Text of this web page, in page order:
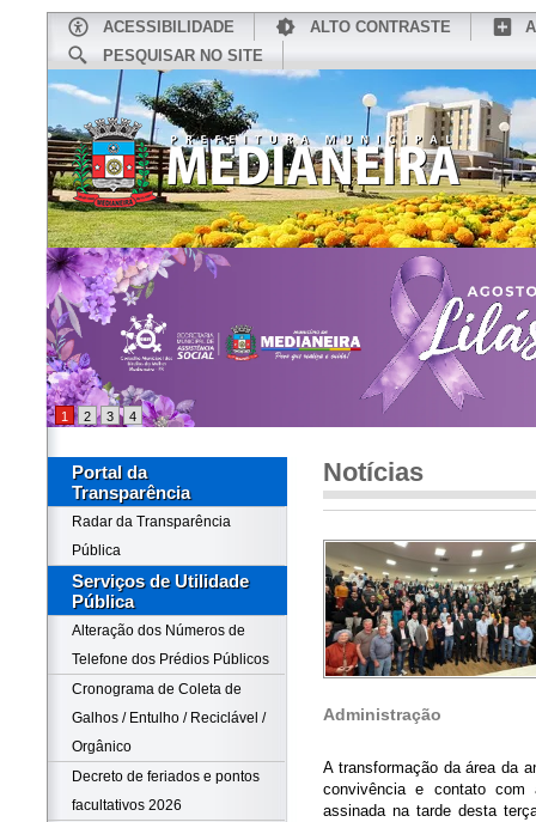
ACESSIBILIDADE ALTO CONTRASTE
PESQUISAR NO SITE
CONHEÇA MEDIANEIRA
1 2 3 4
Portal da
Transparência
Radar da Transparência
Pública
Serviços de Utilidade
Pública
Alteração dos Números de
Telefone dos Prédios Públicos
Cronograma de Coleta de
Galhos / Entulho / Reciclável /
Orgânico
Decreto de feriados e pontos
facultativos 2026
Notícias
Administração
A transformação da área da
convivência e contato
assinada na tarde desta